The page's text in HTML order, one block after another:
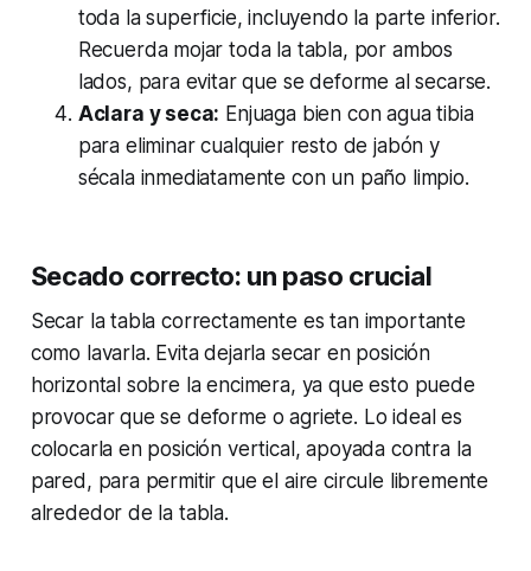
toda la superficie, incluyendo la parte inferior.
Recuerda mojar toda la tabla, por ambos
lados, para evitar que se deforme al secarse.
Aclara y seca: Enjuaga bien con agua tibia
para eliminar cualquier resto de jabón y
sécala inmediatamente con un paño limpio.
Secado correcto: un paso crucial
Secar la tabla correctamente es tan importante
como lavarla. Evita dejarla secar en posición
horizontal sobre la encimera, ya que esto puede
provocar que se deforme o agriete. Lo ideal es
colocarla en posición vertical, apoyada contra la
pared, para permitir que el aire circule libremente
alrededor de la tabla.